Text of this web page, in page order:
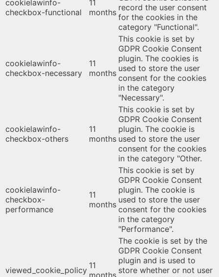
cookielawinfo-
checkbox-functional
11
months record the user consent
for the cookies in the
category "Functional".
cookielawinfo-
checkbox-necessary
11
months
This cookie is set by
GDPR Cookie Consent
plugin. The cookies is
used to store the user
consent for the cookies
in the category
"Necessary".
cookielawinfo-
checkbox-others
11
months
This cookie is set by
GDPR Cookie Consent
plugin. The cookie is
used to store the user
consent for the cookies
in the category "Other.
cookielawinfo-
checkbox-
performance
11
months
This cookie is set by
GDPR Cookie Consent
plugin. The cookie is
used to store the user
consent for the cookies
in the category
"Performance".
viewed_cookie_policy 11
The cookie is set by the
GDPR Cookie Consent
plugin and is used to
store whether or not user